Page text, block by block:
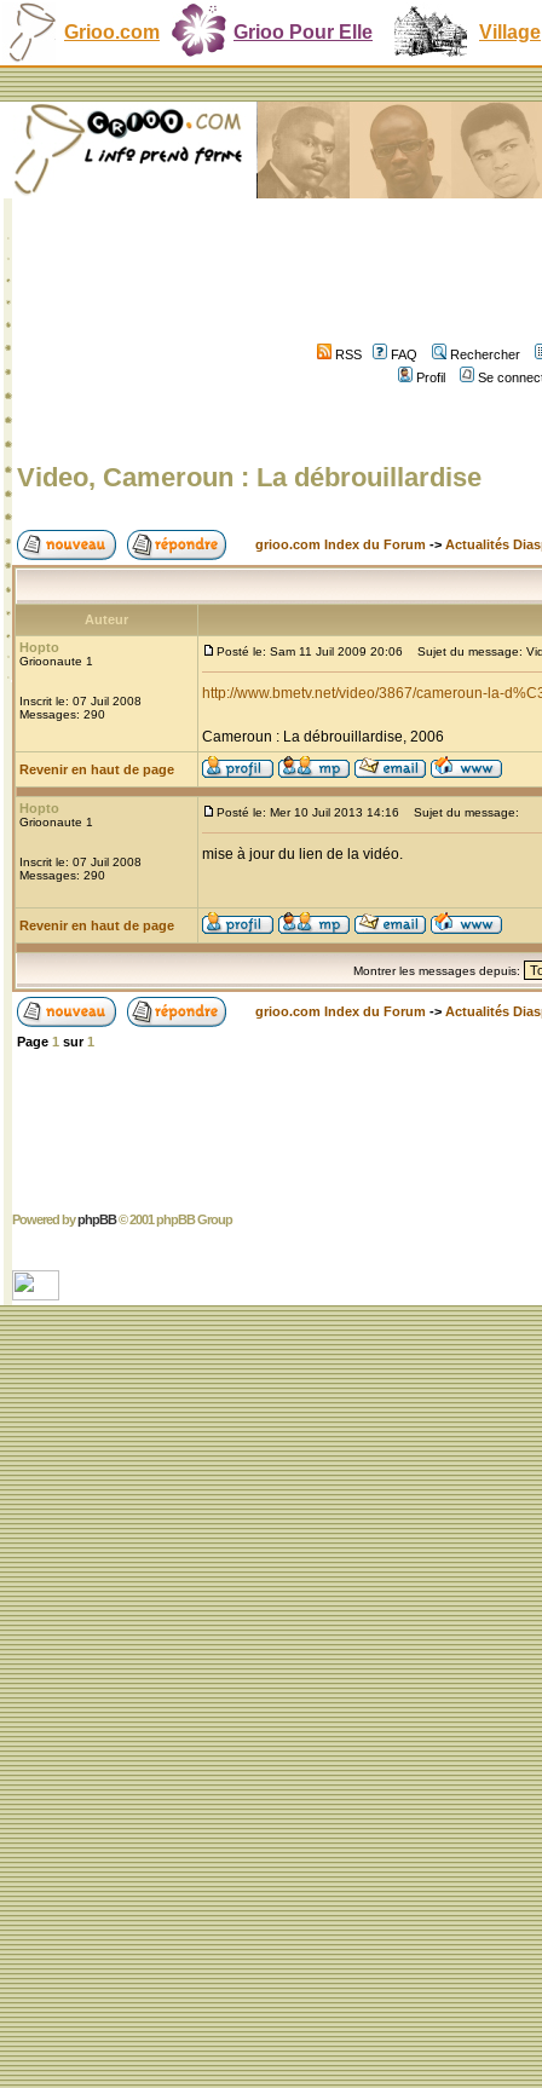
Grioo.com Grioo Pour Elle Village
RSS FAQ
Rechercher
Profil
Se
Video, Cameroun : La débrouillardise
grioo.com Index du Forum -> Actualités
Auteur
Hopto
Grioonaute 1
Inscrit le: 07 Juil 2008
Messages: 290
Posté le: Sam 11 Juil 2009 20:06 Sujet du message:
http://www.bmetv.net/video/3867/cameroun-la-
Cameroun : La débrouillardise, 2006
Revenir en haut de page
Hopto
Grioonaute 1
Inscrit le: 07 Juil 2008
Messages: 290
Posté le: Mer 10 Juil 2013 14:16 Sujet du message:
mise à jour du lien de la vidéo.
Revenir en haut de page
Montrer les messages depuis:
grioo.com Index du Forum -> Actualités
Page 1 sur1
Powered byphpBB© 2001 phpBB Group